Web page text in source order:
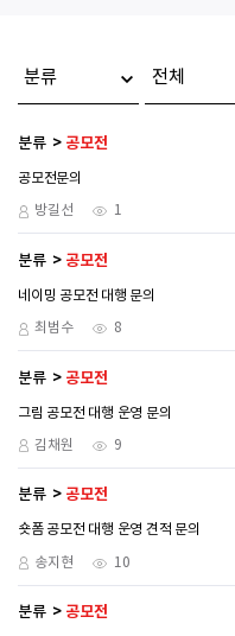
분류 공모전
공모전문의
방길선 1
분류 공모전
네이밍 공모전 대행 문의
최범수 8
분류 공모전
그림 공모전 대행 운영 문의
김채원 9
분류 공모전
숏폼 공모전 대행 운영 견적 문의
송지현 10
분류 공모전